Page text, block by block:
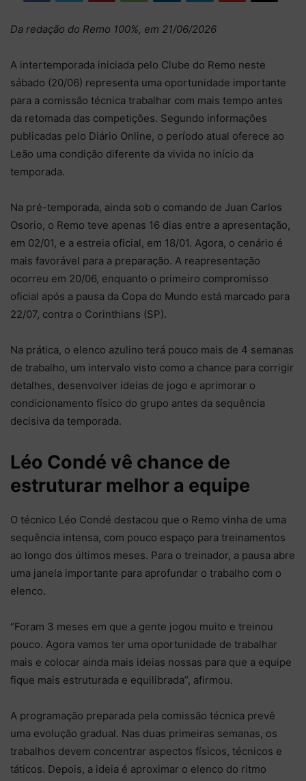
Da redação do Remo 100%, em 21/06/2026
A intertemporada iniciada pelo Clube do Remo neste
sábado (20/06) representa uma oportunidade importante
para a comissão técnica trabalhar com mais tempo antes
da retomada das competições. Segundo informações
publicadas pelo Diário Online, o período atual oferece ao
Leão uma condição diferente da vivida no início da
temporada.
Na pré-temporada, ainda sob o comando de Juan Carlos
Osorio, o Remo teve apenas 16 dias entre a apresentação,
em 02/01, e a estreia oficial, em 18/01. Agora, o cenário é
mais favorável para a preparação. A reapresentação
ocorreu em 20/06, enquanto o primeiro compromisso
oficial após a pausa da Copa do Mundo está marcado para
22/07, contra o Corinthians (SP).
Na prática, o elenco azulino terá pouco mais de 4 semanas
de trabalho, um intervalo visto como a chance para corrigir
detalhes, desenvolver ideias de jogo e aprimorar o
condicionamento físico do grupo antes da sequência
decisiva da temporada.
Léo Condé vê chance de
estruturar melhor a equipe
O técnico Léo Condé destacou que o Remo vinha de uma
sequência intensa, com pouco espaço para treinamentos
ao longo dos últimos meses. Para o treinador, a pausa abre
uma janela importante para aprofundar o trabalho com o
elenco.
“Foram 3 meses em que a gente jogou muito e treinou
pouco. Agora vamos ter uma oportunidade de trabalhar
mais e colocar ainda mais ideias nossas para que a equipe
fique mais estruturada e equilibrada”, afirmou.
A programação preparada pela comissão técnica prevê
uma evolução gradual. Nas duas primeiras semanas, os
trabalhos devem concentrar aspectos físicos, técnicos e
táticos. Depois, a ideia é aproximar o elenco do ritmo